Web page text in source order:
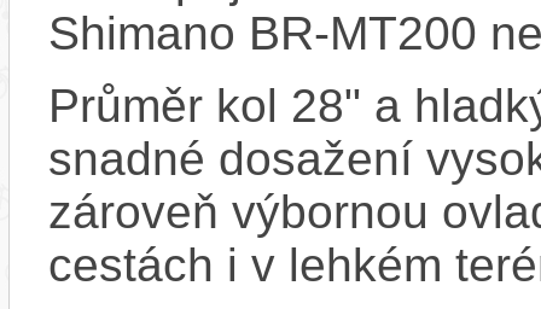
Shimano BR-MT200
Průměr kol 28" a
snadné dosažení
zároveň výbornou
cestách i v lehkém